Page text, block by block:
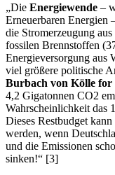
„Die Energiewende –
Erneuerbaren Energien
die Stromerzeugung
fossilen Brennstoffen
Energieversorgung aus
viel größere politische
Burbach von Kölle
4,2 Gigatonnen CO2
Wahrscheinlichkeit das
Dieses Restbudget
werden, wenn
und die Emissionen
sinken!“ [3]